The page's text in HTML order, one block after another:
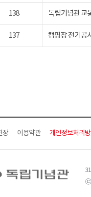
138 독립기념관 교
137 캠핑장 전기공
장 이용약관 개인정보처리
ⓒ